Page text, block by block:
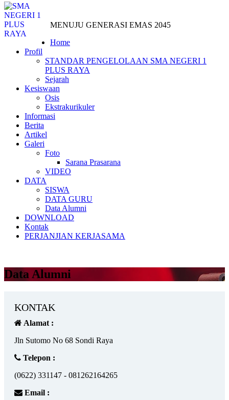
MENUJU GENERASI EMAS 2045
Home
Profil
STANDAR PENGELOLAAN SMA NEGERI 1
PLUS RAYA
Sejarah
Kesiswaan
Osis
Ekstrakurikuler
Informasi
Berita
Artikel
Galeri
Foto
Sarana Prasarana
VIDEO
DATA
SISWA
DATA GURU
Data Alumni
DOWNLOAD
Kontak
PERJANJIAN KERJASAMA
Data Alumni
KONTAK
Alamat :
Jln Sutomo No 68 Sondi Raya
Telepon :
(0622) 331147 - 081262164265
Email :